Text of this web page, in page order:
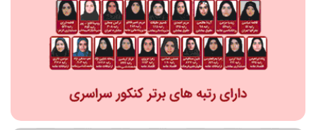
دوره اول متوسطه
دوره دوم متوسطه- فنی
دوره دوم متوسطه- نظری
پیش دبستانی